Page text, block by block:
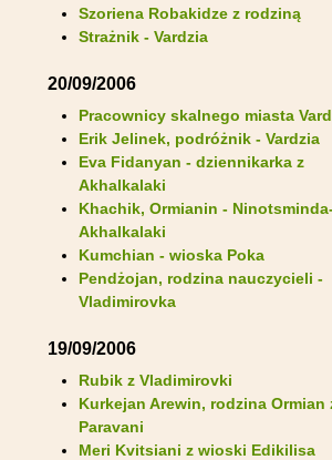
Szoriena Robakidze z rodziną
Strażnik - Vardzia
20/09/2006
Pracownicy skalnego miasta
Erik Jelinek, podróżnik - Vardzia
Eva Fidanyan - dziennikarka z
Akhalkalaki
Khachik, Ormianin -
Akhalkalaki
Kumchian - wioska Poka
Pendżojan, rodzina nauczycieli -
Vladimirovka
19/09/2006
Rubik z Vladimirovki
Kurkejan Arewin, rodzina Ormian
Paravani
Meri Kvitsiani z wioski Edikilisa